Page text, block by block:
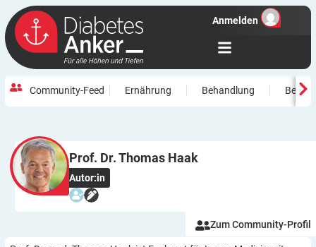
Anmelden
Community-Feed Ernährung Behandlung
Prof. Dr. Thomas Haak
Autor:in
Zum Community-Profil